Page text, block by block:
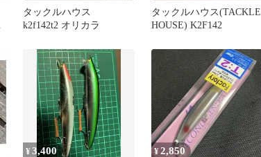
タックルハウス
k2f142t2 オリカラ
タックルハウス(TACKLE
HOUSE) K2F142
¥3,400 ¥2,850